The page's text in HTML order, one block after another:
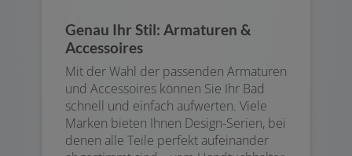
Genau Ihr Stil: Armaturen &
Accessoires
Mit der Wahl der passenden Armaturen
und Accessoires können Sie Ihr Bad
schnell und einfach aufwerten. Viele
Marken bieten Ihnen Design-Serien, bei
denen alle Teile perfekt aufeinander